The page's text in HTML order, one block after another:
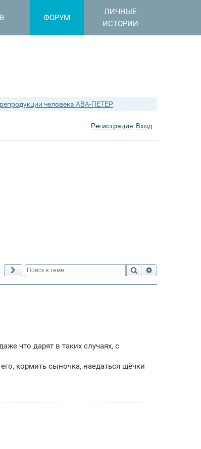
ФОРУМ
ЛИЧНЫЕ
ИСТОРИИ
человека АВА-ПЕТЕР
Регистрация Вход
Поиск
След.
что дарят в таких случаях, с
кормить сыночка, наедаться щёчки